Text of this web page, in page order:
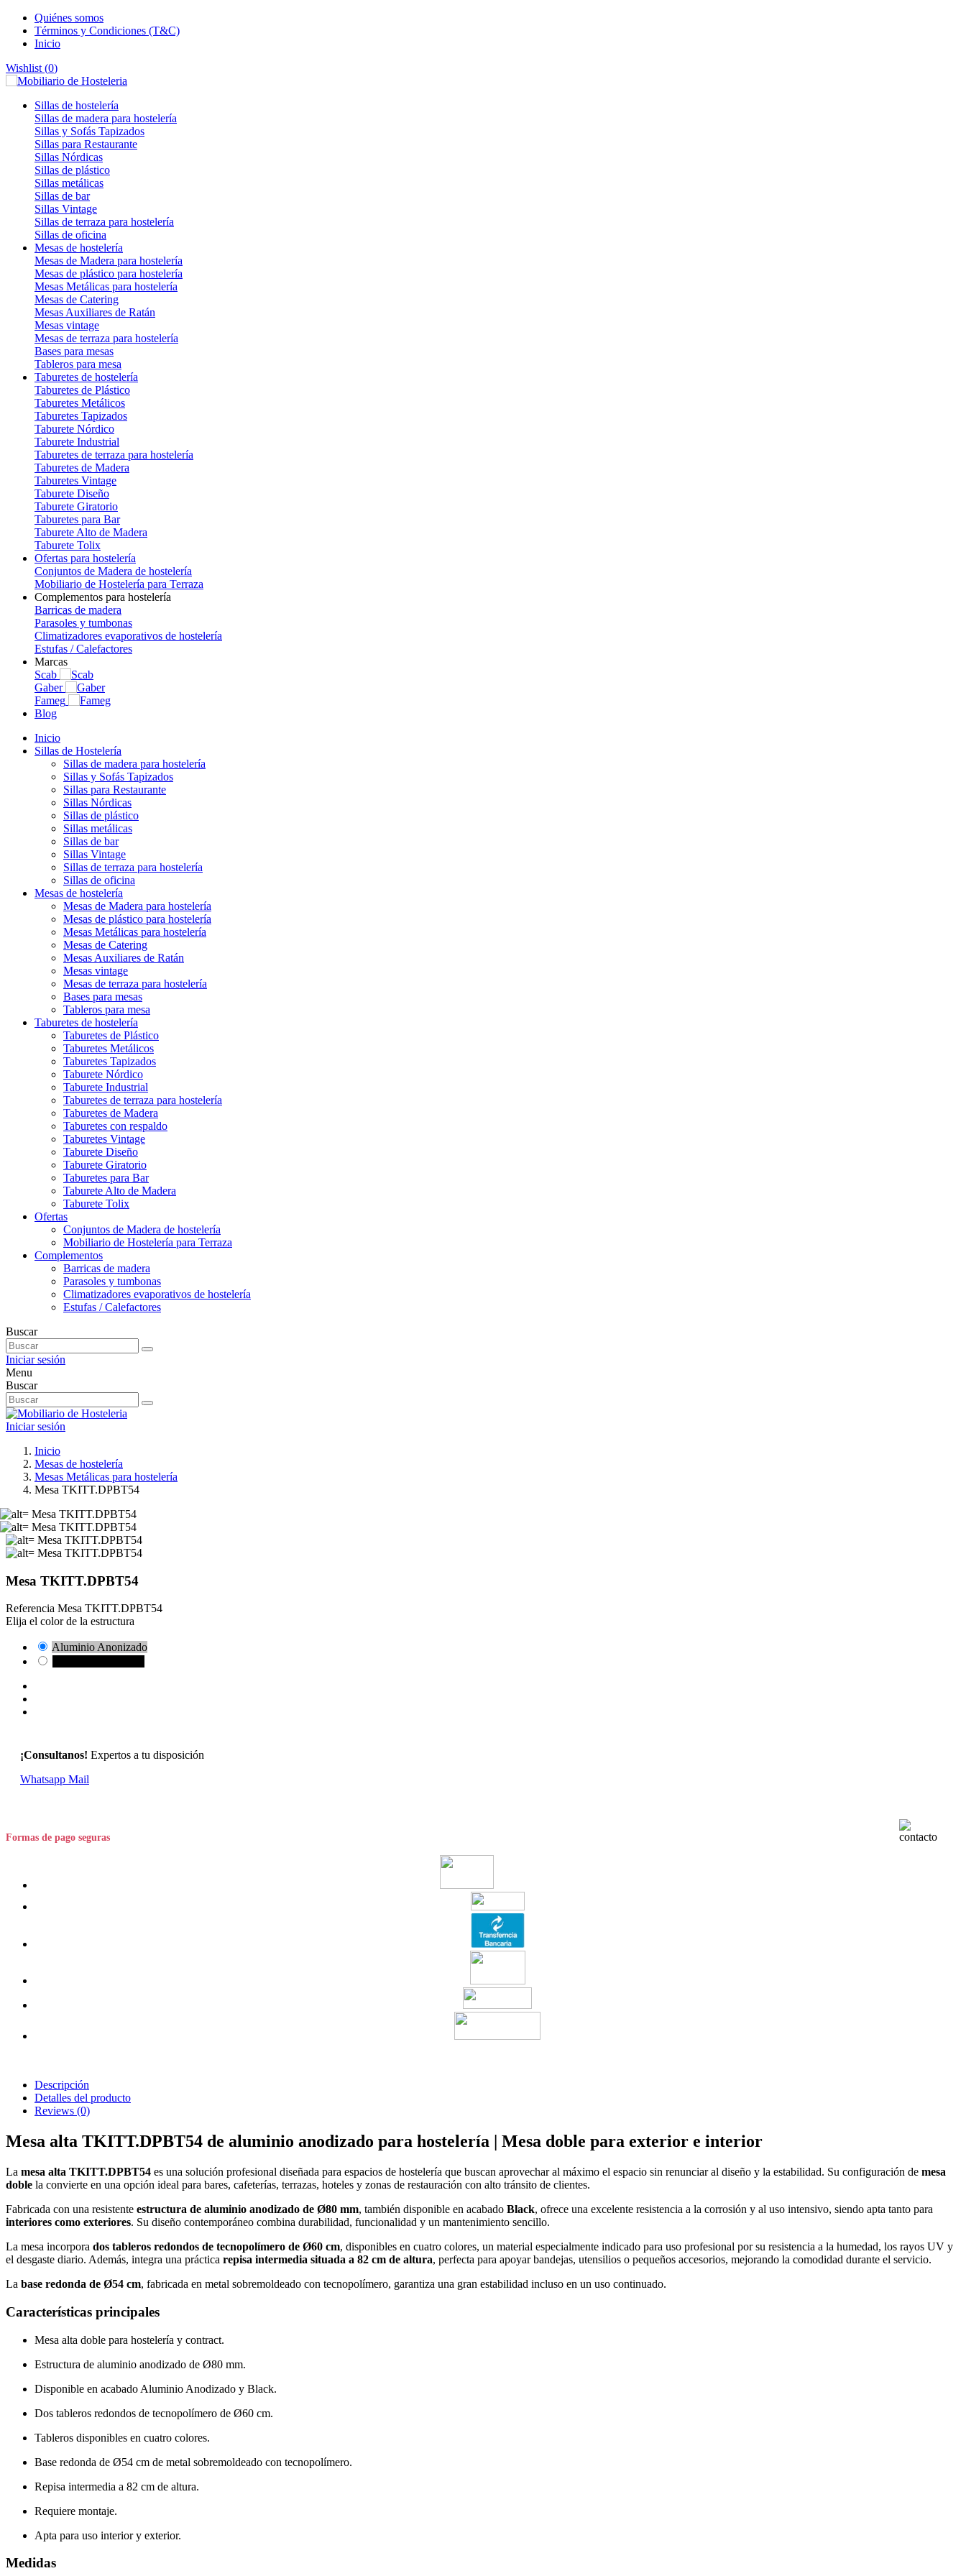
Quiénes somos
Términos y Condiciones (T&C)
Inicio
Wishlist (0)
Sillas de hostelería
Sillas de madera para hostelería
Sillas y Sofás Tapizados
Sillas para Restaurante
Sillas Nórdicas
Sillas de plástico
Sillas metálicas
Sillas de bar
Sillas Vintage
Sillas de terraza para hostelería
Sillas de oficina
Mesas de hostelería
Mesas de Madera para hostelería
Mesas de plástico para hostelería
Mesas Metálicas para hostelería
Mesas de Catering
Mesas Auxiliares de Ratán
Mesas vintage
Mesas de terraza para hostelería
Bases para mesas
Tableros para mesa
Taburetes de hostelería
Taburetes de Plástico
Taburetes Metálicos
Taburetes Tapizados
Taburete Nórdico
Taburete Industrial
Taburetes de terraza para hostelería
Taburetes de Madera
Taburetes Vintage
Taburete Diseño
Taburete Giratorio
Taburetes para Bar
Taburete Alto de Madera
Taburete Tolix
Ofertas para hostelería
Conjuntos de Madera de hostelería
Mobiliario de Hostelería para Terraza
Complementos para hostelería
Barricas de madera
Parasoles y tumbonas
Climatizadores evaporativos de hostelería
Estufas / Calefactores
Marcas
Scab
Gaber
Fameg
Blog
Inicio
Sillas de Hostelería
Sillas de madera para hostelería
Sillas y Sofás Tapizados
Sillas para Restaurante
Sillas Nórdicas
Sillas de plástico
Sillas metálicas
Sillas de bar
Sillas Vintage
Sillas de terraza para hostelería
Sillas de oficina
Mesas de hostelería
Mesas de Madera para hostelería
Mesas de plástico para hostelería
Mesas Metálicas para hostelería
Mesas de Catering
Mesas Auxiliares de Ratán
Mesas vintage
Mesas de terraza para hostelería
Bases para mesas
Tableros para mesa
Taburetes de hostelería
Taburetes de Plástico
Taburetes Metálicos
Taburetes Tapizados
Taburete Nórdico
Taburete Industrial
Taburetes de terraza para hostelería
Taburetes de Madera
Taburetes con respaldo
Taburetes Vintage
Taburete Diseño
Taburete Giratorio
Taburetes para Bar
Taburete Alto de Madera
Taburete Tolix
Ofertas
Conjuntos de Madera de hostelería
Mobiliario de Hostelería para Terraza
Complementos
Barricas de madera
Parasoles y tumbonas
Climatizadores evaporativos de hostelería
Estufas / Calefactores
Buscar
Iniciar sesión
Menu
Buscar
Iniciar sesión
Inicio
Mesas de hostelería
Mesas Metálicas para hostelería
Mesa TKITT.DPBT54
Mesa TKITT.DPBT54
Referencia Mesa TKITT.DPBT54
Elija el color de la estructura
Aluminio Anonizado
¡Consultanos! Expertos a tu disposición
Whatsapp Mail
Formas de pago seguras
Descripción
Detalles del producto
Reviews (0)
Mesa alta TKITT.DPBT54 de aluminio anodizado para hostelería | Mesa doble para exterior e interior
La mesa alta TKITT.DPBT54 es una solución profesional diseñada para espacios de hostelería que buscan aprovechar al máximo el espacio sin renunciar al diseño y la estabilidad. Su configuración de mesa
doble la convierte en una opción ideal para bares, cafeterías, terrazas, hoteles y zonas de restauración con alto tránsito de clientes.
Fabricada con una resistente estructura de aluminio anodizado de Ø80 mm, también disponible en acabado Black, ofrece una excelente resistencia a la corrosión y al uso intensivo, siendo apta tanto para
interiores como exteriores. Su diseño contemporáneo combina durabilidad, funcionalidad y un mantenimiento sencillo.
La mesa incorpora dos tableros redondos de tecnopolímero de Ø60 cm, disponibles en cuatro colores, un material especialmente indicado para uso profesional por su resistencia a la humedad, los rayos UV y
el desgaste diario. Además, integra una práctica repisa intermedia situada a 82 cm de altura, perfecta para apoyar bandejas, utensilios o pequeños accesorios, mejorando la comodidad durante el servicio.
La base redonda de Ø54 cm, fabricada en metal sobremoldeado con tecnopolímero, garantiza una gran estabilidad incluso en un uso continuado.
Características principales
Mesa alta doble para hostelería y contract.
Estructura de aluminio anodizado de Ø80 mm.
Disponible en acabado Aluminio Anodizado y Black.
Dos tableros redondos de tecnopolímero de Ø60 cm.
Tableros disponibles en cuatro colores.
Base redonda de Ø54 cm de metal sobremoldeado con tecnopolímero.
Repisa intermedia a 82 cm de altura.
Requiere montaje.
Apta para uso interior y exterior.
Medidas